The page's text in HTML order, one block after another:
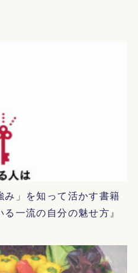
」を知って活かす書籍
一流の自分の魅せ方』